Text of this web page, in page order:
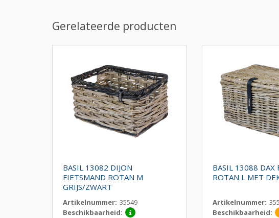
Gerelateerde producten
BASIL 13082 DIJON
FIETSMAND ROTAN M
GRIJS/ZWART
Artikelnummer: 35549
Beschikbaarheid:
BASIL 13088 DAX
ROTAN L MET
Artikelnummer:
Beschikbaarheid: